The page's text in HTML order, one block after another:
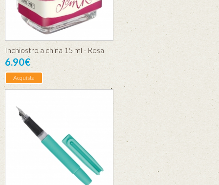
Inchiostro a china 15 ml - Rosa
6.90€
Acquista